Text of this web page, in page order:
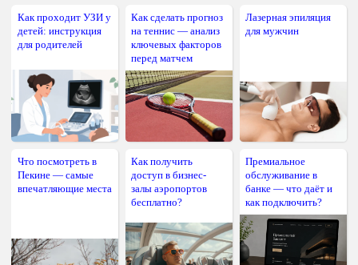
Как проходит УЗИ у
детей: инструкция
для родителей
Как сделать прогноз
на теннис — анализ
ключевых факторов
перед матчем
Лазерная эпиляция
для мужчин
Что посмотреть в
Пекине — самые
впечатляющие места
Как получить
доступ в бизнес-
залы аэропортов
бесплатно?
Премиальное
обслуживание в
банке — что даёт и
как подключить?